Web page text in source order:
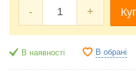
- +
В наявності В обрані